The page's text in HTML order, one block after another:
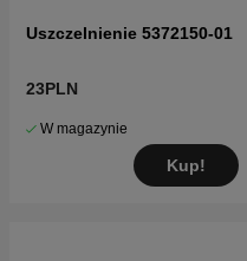
Uszczelnienie 5372150-01
23PLN
W magazynie
Kup!